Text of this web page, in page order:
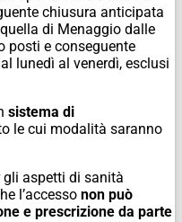
chiusura anticipata
di Menaggio dalle
posti e conseguente
lunedì al venerdì, esclusi
sistema di
le cui modalità saranno
aspetti di sanità
l’accesso non può
e prescrizione da parte